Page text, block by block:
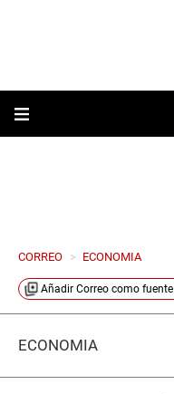
CORREO > ECONOMIA
Añadir Correo como
ECONOMÍA